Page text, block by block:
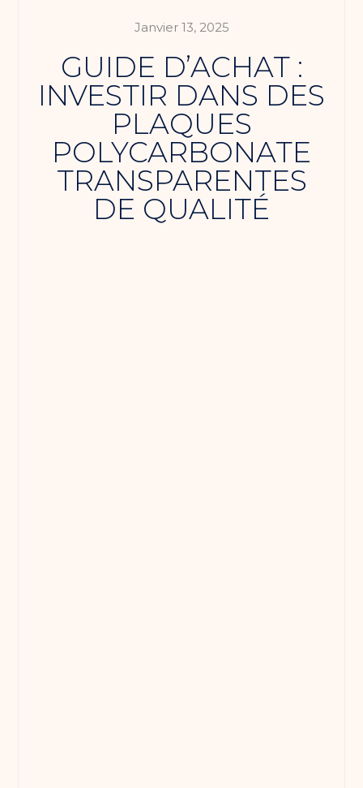
Janvier 13, 2025
GUIDE D’ACHAT :
INVESTIR DANS DES
PLAQUES
POLYCARBONATE
TRANSPARENTES
DE QUALITÉ